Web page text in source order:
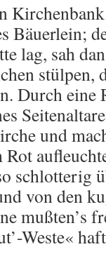
Bäuerlein;
lag, sah
stülpen,
Durch eine
und
Rot
schlotterig
von den
mußten’s
Weste«